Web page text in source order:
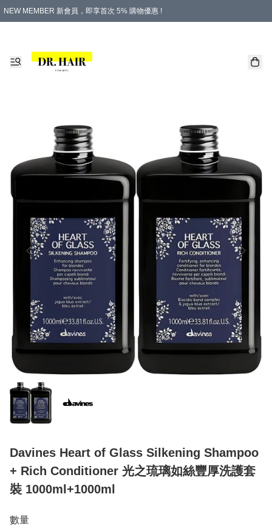
NEW MEMBER 新會員，即享首次 5% 購物優惠 !
Davines Heart of Glass Silkening Shampoo
+ Rich Conditioner 光之琉璃如絲豐厚洗護套
裝 1000ml+1000ml
數量